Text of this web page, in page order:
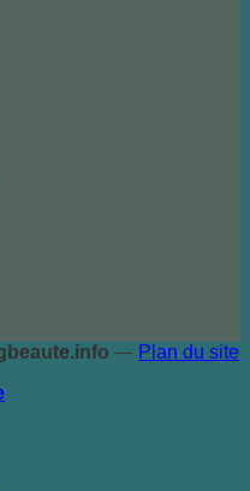
— Plan du site